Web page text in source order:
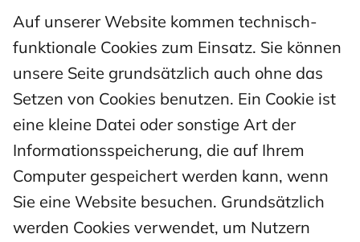
Auf unserer Website kommen technisch-
funktionale Cookies zum Einsatz. Sie können
unsere Seite grundsätzlich auch ohne das
Setzen von Cookies benutzen. Ein Cookie ist
eine kleine Datei oder sonstige Art der
Informationsspeicherung, die auf Ihrem
Computer gespeichert werden kann, wenn
Sie eine Website besuchen. Grundsätzlich
werden Cookies verwendet, um Nutzern